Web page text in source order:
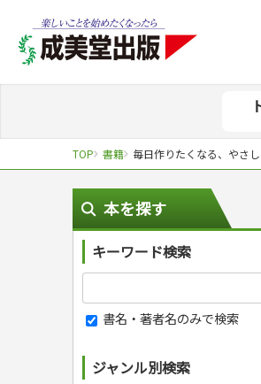
TOP 書籍 毎日作りたくなる、やさ
本を探す
キーワード検索
書名・著者名のみで検索
ジャンル別検索